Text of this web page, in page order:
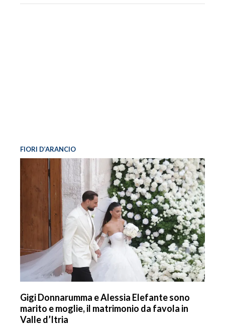
FIORI D’ARANCIO
Gigi Donnarumma e Alessia Elefante sono
marito e moglie, il matrimonio da favola in
Valle d’Itria